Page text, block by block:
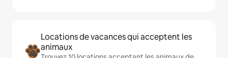
Locations de vacances qui acceptent les
animaux